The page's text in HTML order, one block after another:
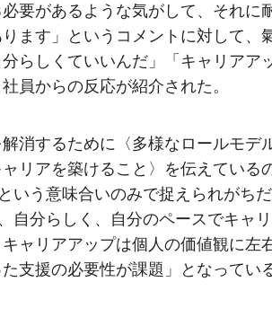
要があるような気がして、それに
ます」というコメントに対して、
らしくていいんだ」「キャリアア
員からの反応が紹介された。
消するために〈多様なロールモデ
リアを築けること〉を伝えている
いう意味合いのみで捉えられがちだ
自分らしく、自分のペースでキャリ
ャリアアップは個人の価値観に左
支援の必要性が課題」となってい